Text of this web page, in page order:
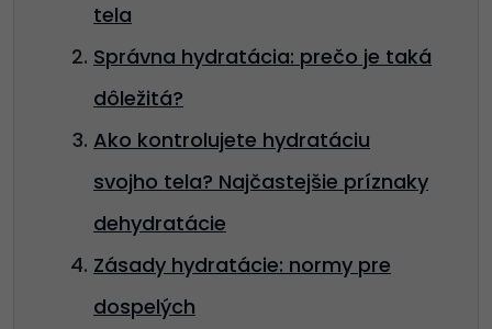
tela
Správna hydratácia: prečo je taká
dôležitá?
Ako kontrolujete hydratáciu
svojho tela? Najčastejšie príznaky
dehydratácie
Zásady hydratácie: normy pre
dospelých